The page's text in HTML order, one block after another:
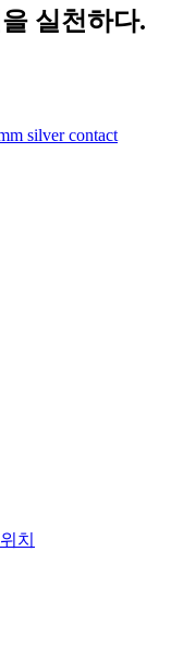
실천하다.
silver contact
치